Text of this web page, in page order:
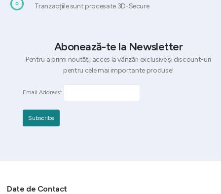
Tranzacțiile sunt procesate 3D-Secure
Abonează-te la Newsletter
Pentru a primi noutăți, acces la vânzări exclusive și discount-uri
pentru cele mai importante produse!
Email Address*
Date de Contact